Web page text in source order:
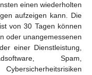
einen wiederholten
aufzeigen kann. Die
von 30 Tagen können
oder unangemessenen
einer Dienstleistung,
Spam,